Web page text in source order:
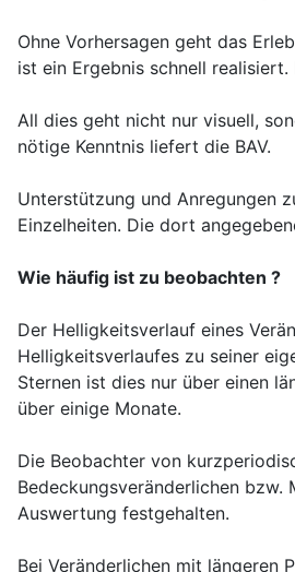
Ohne Vorhersagen geht das
ist ein Ergebnis schnell
All dies geht nicht nur visuell,
nötige Kenntnis liefert die BAV.
Unterstützung und Anregungen
Einzelheiten. Die dort
Wie häufig ist zu beobachten ?
Der Helligkeitsverlauf eines
Helligkeitsverlaufes zu seiner
Sternen ist dies nur über einen
über einige Monate.
Die Beobachter von
Bedeckungsveränderlichen
Auswertung festgehalten.
Bei Veränderlichen mit längeren